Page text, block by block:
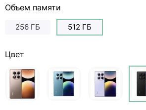
Объем памяти
256 ГБ 512 ГБ
Цвет